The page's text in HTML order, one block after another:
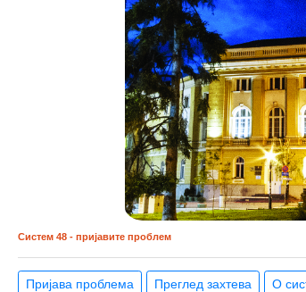
Систем 48 - пријавите проблем
Пријава проблема Преглед захтева О